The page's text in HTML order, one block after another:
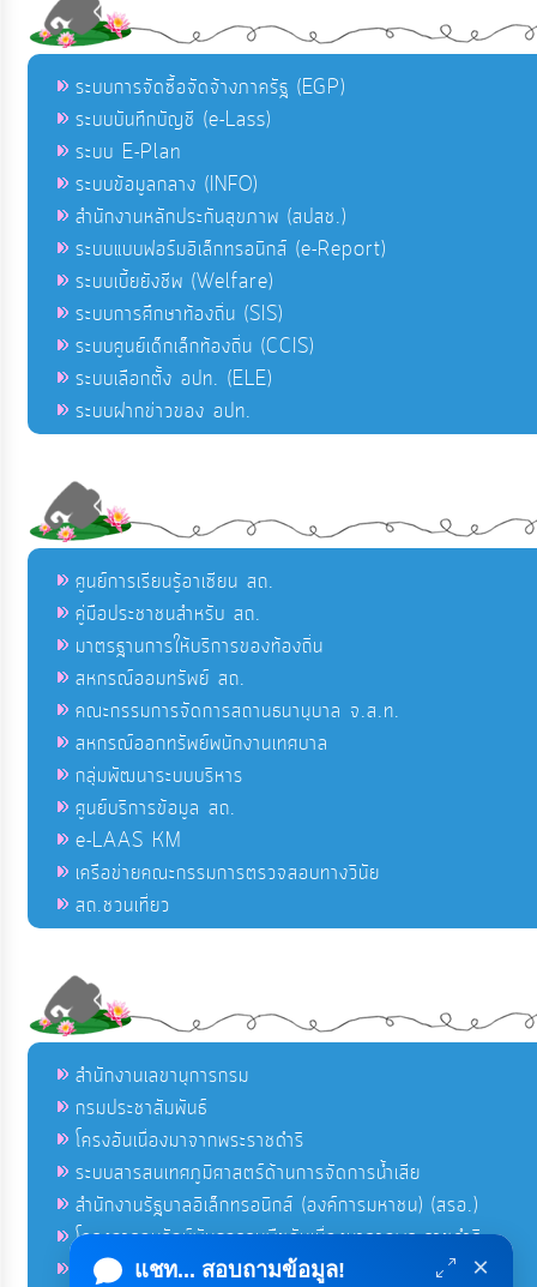
ระบบการจัดซื้อจัดจ้างภาครัฐ (EGP)
ระบบบันทึกบัญชี (e-Lass)
ระบบ E-Plan
ระบบข้อมูลกลาง (INFO)
สำนักงานหลักประกันสุขภาพ (สปสช.)
ระบบแบบฟอร์มอิเล็กทรอนิกส์ (e-Report)
ระบบเบี้ยยังชีพ (Welfare)
ระบบการศึกษาท้องถิ่น (SIS)
ระบบศูนย์เด็กเล็กท้องถิ่น (CCIS)
ระบบเลือกตั้ง อปท. (ELE)
ระบบฝากข่าวของ อปท.
ศูนย์การเรียนรู้อาเซียน สถ.
คู่มือประชาชนสำหรับ สถ.
มาตรฐานการให้บริการของท้องถิ่น
สหกรณ์ออมทรัพย์ สถ.
คณะกรรมการจัดการสถานธนานุบาล จ.ส.ท.
สหกรณ์ออกทรัพย์พนักงานเทศบาล
กลุ่มพัฒนาระบบบริหาร
ศูนย์บริการข้อมูล สถ.
e-LAAS KM
เครือข่ายคณะกรรมการตรวจสอบทางวินัย
สถ.ชวนเที่ยว
สำนักงานเลขานุการกรม
กรมประชาสัมพันธ์
โครงอันเนื่องมาจากพระราชดำริ
ระบบสารสนเทศภูมิศาสตร์ด้านการจัดการน้ำเสีย
สำนักงานรัฐบาลอิเล็กทรอนิกส์ (องค์การมหาชน) (สรอ.)
โครงการอนุรักษ์พันธุกรรมพืชอันเนื่องมาจากพระราชดำริ
คลังข่าวมหาไทย
แชท... สอบถามข้อมูล! ×